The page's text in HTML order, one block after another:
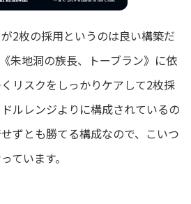
2枚の採用というのは良い構築だ
朱地洞の族長、トーブラン》に依
リスクをしっかりケアして2枚採
ルレンジよりに構成されているの
ずとも勝てる構成なので、こいつ
ています。